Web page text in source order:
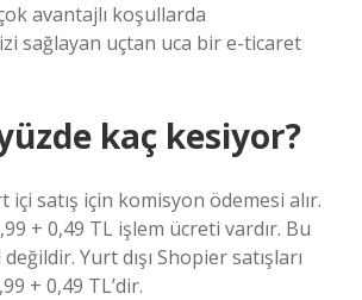
avantajlı koşullarda
sağlayan uçtan uca bir e-ticaret
kaç kesiyor?
satış için komisyon ödemesi alır.
+ 0,49 TL işlem ücreti vardır. Bu
Yurt dışı Shopier satışları
+ 0,49 TL’dir.